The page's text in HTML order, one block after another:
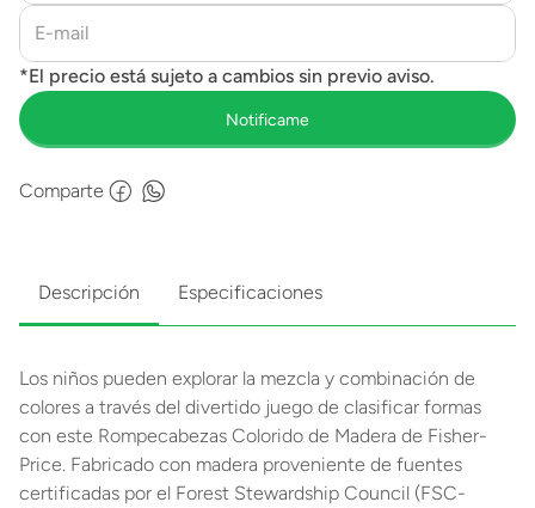
Comparte
Descripción Especificaciones
Los niños pueden explorar la mezcla y combinación de
colores a través del divertido juego de clasificar formas
con este Rompecabezas Colorido de Madera de Fisher-
Price. Fabricado con madera proveniente de fuentes
certificadas por el Forest Stewardship Council (FSC-